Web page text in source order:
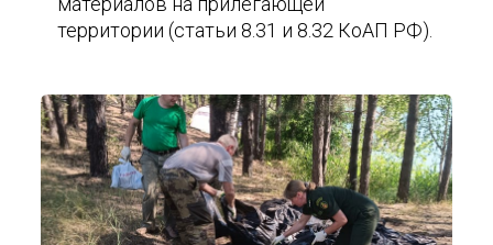
территории (статьи 8.31 и 8.32 КоАП РФ).